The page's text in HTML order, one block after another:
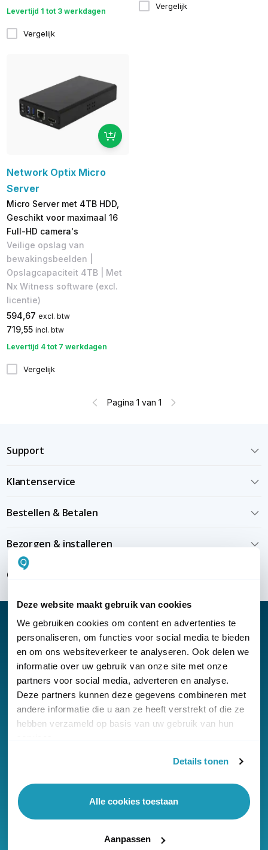
Deze website maakt gebruik van cookies
We gebruiken cookies om content en advertenties te
personaliseren, om functies voor social media te bieden
en om ons websiteverkeer te analyseren. Ook delen we
informatie over uw gebruik van onze site met onze
partners voor social media, adverteren en analyse.
Deze partners kunnen deze gegevens combineren met
andere informatie die u aan ze heeft verstrekt of die ze
hebben verzameld op basis van uw gebruik van hun
Details tonen
Alle cookies toestaan
Aanpassen
Levertijd 1 tot 3 werkdagen
Vergelijk
Vergelijk
Network Optix Micro
Server
Micro Server met 4TB HDD,
Geschikt voor maximaal 16
Full-HD camera's
Veilige opslag van
bewakingsbeelden |
Opslagcapaciteit 4TB | Met
Nx Witness software (excl.
licentie)
594,67 excl. btw
719,55 incl. btw
Levertijd 4 tot 7 werkdagen
Vergelijk
Pagina 1 van 1
Support
Klantenservice
Bestellen & Betalen
Bezorgen & installeren
Over KommaGo
Nieuwsbrief
Klantenservice